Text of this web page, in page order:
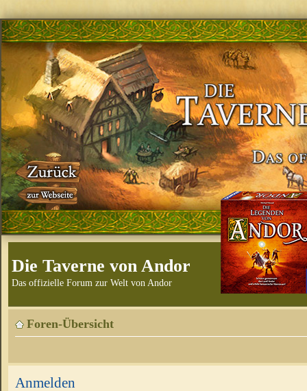
Die Taverne von Andor
Das offizielle Forum zur Welt von Andor
Foren-Übersicht
Anmelden